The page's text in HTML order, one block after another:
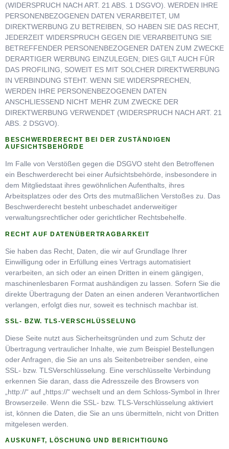
(WIDERSPRUCH NACH ART. 21 ABS. 1 DSGVO). WERDEN IHRE
PERSONENBEZOGENEN DATEN VERARBEITET, UM
DIREKTWERBUNG ZU BETREIBEN, SO HABEN SIE DAS RECHT,
JEDERZEIT WIDERSPRUCH GEGEN DIE VERARBEITUNG SIE
BETREFFENDER PERSONENBEZOGENER DATEN ZUM ZWECKE
DERARTIGER WERBUNG EINZULEGEN; DIES GILT AUCH FÜR
DAS PROFILING, SOWEIT ES MIT SOLCHER DIREKTWERBUNG
IN VERBINDUNG STEHT. WENN SIE WIDERSPRECHEN,
WERDEN IHRE PERSONENBEZOGENEN DATEN
ANSCHLIESSEND NICHT MEHR ZUM ZWECKE DER
DIREKTWERBUNG VERWENDET (WIDERSPRUCH NACH ART. 21
ABS. 2 DSGVO).
BESCHWERDERECHT BEI DER ZUSTÄNDIGEN
AUFSICHTSBEHÖRDE
Im Falle von Verstößen gegen die DSGVO steht den Betroffenen
ein Beschwerderecht bei einer Aufsichtsbehörde, insbesondere in
dem Mitgliedstaat ihres gewöhnlichen Aufenthalts, ihres
Arbeitsplatzes oder des Orts des mutmaßlichen Verstoßes zu. Das
Beschwerderecht besteht unbeschadet anderweitiger
verwaltungsrechtlicher oder gerichtlicher Rechtsbehelfe.
RECHT AUF DATENÜBERTRAGBARKEIT
Sie haben das Recht, Daten, die wir auf Grundlage Ihrer
Einwilligung oder in Erfüllung eines Vertrags automatisiert
verarbeiten, an sich oder an einen Dritten in einem gängigen,
maschinenlesbaren Format aushändigen zu lassen. Sofern Sie die
direkte Übertragung der Daten an einen anderen Verantwortlichen
verlangen, erfolgt dies nur, soweit es technisch machbar ist.
SSL- BZW. TLS-VERSCHLÜSSELUNG
Diese Seite nutzt aus Sicherheitsgründen und zum Schutz der
Übertragung vertraulicher Inhalte, wie zum Beispiel Bestellungen
oder Anfragen, die Sie an uns als Seitenbetreiber senden, eine
SSL- bzw. TLSVerschlüsselung. Eine verschlüsselte Verbindung
erkennen Sie daran, dass die Adresszeile des Browsers von
„http://“ auf „https://“ wechselt und an dem Schloss-Symbol in Ihrer
Browserzeile. Wenn die SSL- bzw. TLS-Verschlüsselung aktiviert
ist, können die Daten, die Sie an uns übermitteln, nicht von Dritten
mitgelesen werden.
AUSKUNFT, LÖSCHUNG UND BERICHTIGUNG